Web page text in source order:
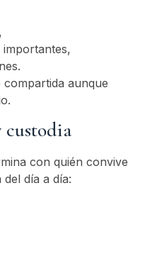
importantes,
compartida aunque
custodia
con quién convive
día a día: